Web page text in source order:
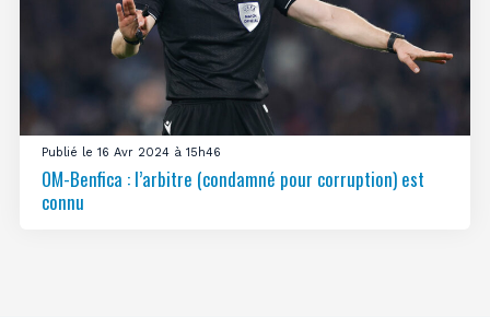
Publié le 16 Avr 2024 à 15h46
OM-Benfica : l’arbitre (condamné pour corruption) est
connu